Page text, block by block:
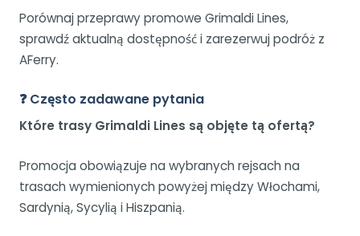
Porównaj przeprawy promowe Grimaldi Lines,
sprawdź aktualną dostępność i zarezerwuj podróż z
AFerry.
❓ Często zadawane pytania
Które trasy Grimaldi Lines są objęte tą ofertą?
Promocja obowiązuje na wybranych rejsach na
trasach wymienionych powyżej między Włochami,
Sardynią, Sycylią i Hiszpanią.